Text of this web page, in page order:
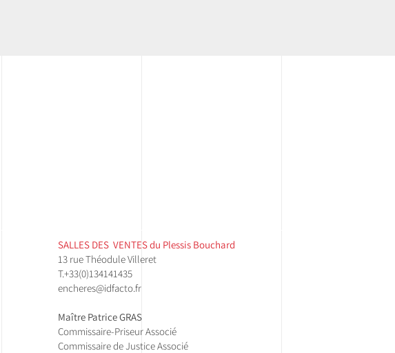
SALLES DES VENTES ​du Plessis Bouchard
13 rue Théodule Villeret
T.+33(0)134141435​
encheres@idfacto.fr
Maître Patrice GRAS
Commissaire-Priseur Associé
Commissaire de Justice Associé